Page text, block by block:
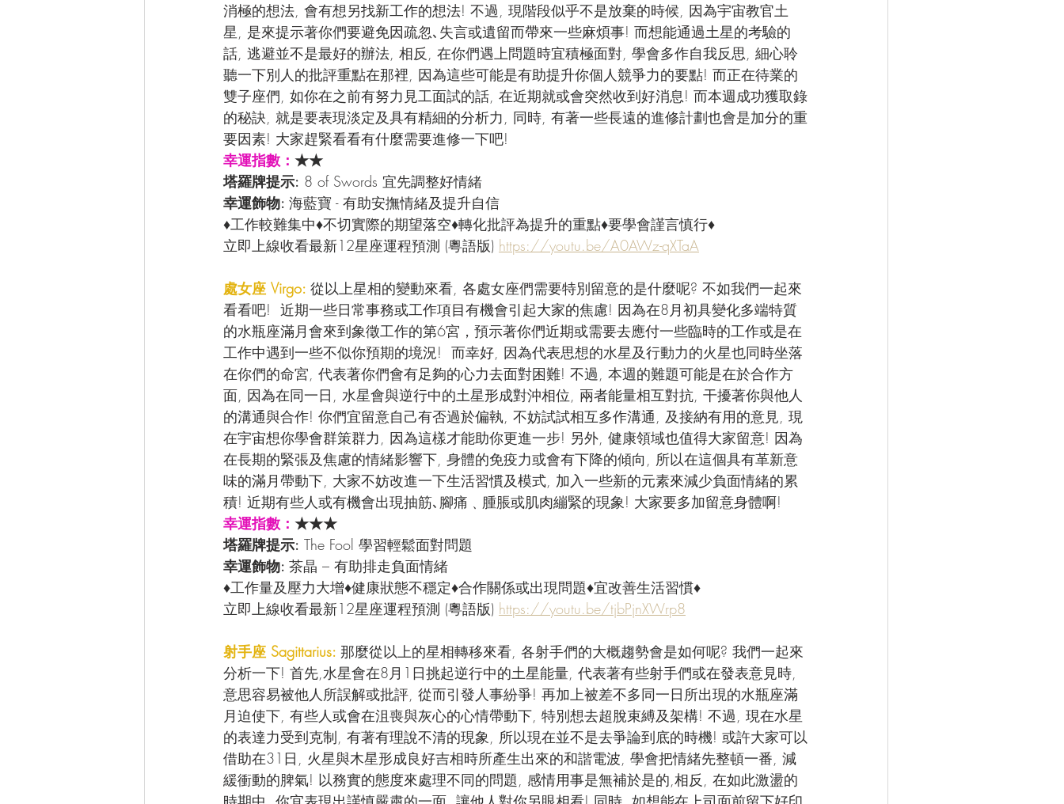
消極的想法, 會有想另找新工作的想法! 不過, 現階段似乎不是放棄的時候, 因為宇宙教官土
星, 是來提示著你們要避免因疏忽､失言或遺留而帶來一些麻煩事! 而想能通過土星的考驗的
話, 逃避並不是最好的辦法, 相反, 在你們遇上問題時宜積極面對, 學會多作自我反思, 細心聆
聽一下別人的批評重點在那裡, 因為這些可能是有助提升你個人競爭力的要點! 而正在待業的
雙子座們, 如你在之前有努力見工面試的話, 在近期就或會突然收到好消息! 而本週成功獲取錄
的秘訣, 就是要表現淡定及具有精細的分析力, 同時, 有著一些長遠的進修計劃也會是加分的重
要因素! 大家趕緊看看有什麼需要進修一下吧!
幸運指數： ★★
塔羅牌提示: 8 of Swords 宜先調整好情緒
幸運飾物: 海藍寶 - 有助安撫情緒及提升自信
♦工作較難集中♦不切實際的期望落空♦轉化批評為提升的重點♦要學會謹言慎行♦
立即上線收看最新12星座運程預測 (粵語版) https://youtu.be/A0AWz-qXTaA
處女座 Virgo: 從以上星相的變動來看, 各處女座們需要特別留意的是什麼呢? 不如我們一起來
看看吧!  近期一些日常事務或工作項目有機會引起大家的焦慮! 因為在8月初具變化多端特質
的水瓶座滿月會來到象徵工作的第6宮，預示著你們近期或需要去應付一些臨時的工作或是在
工作中遇到一些不似你預期的境況!  而幸好, 因為代表思想的水星及行動力的火星也同時坐落
在你們的命宮, 代表著你們會有足夠的心力去面對困難! 不過, 本週的難題可能是在於合作方
面, 因為在同一日, 水星會與逆行中的土星形成對沖相位, 兩者能量相互對抗, 干擾著你與他人
的溝通與合作! 你們宜留意自己有否過於偏執, 不妨試試相互多作溝通, 及接納有用的意見, 現
在宇宙想你學會群策群力, 因為這樣才能助你更進一步! 另外, 健康領域也值得大家留意! 因為
在長期的緊張及焦慮的情緒影響下, 身體的免疫力或會有下降的傾向, 所以在這個具有革新意
味的滿月帶動下, 大家不妨改進一下生活習慣及模式, 加入一些新的元素來減少負面情緒的累
積! 近期有些人或有機會出現抽筋､腳痛﹑腫脹或肌肉繃緊的現象! 大家要多加留意身體啊!
幸運指數： ★★★
塔羅牌提示: The Fool 學習輕鬆面對問題
幸運飾物: 茶晶 – 有助排走負面情緒
♦工作量及壓力大增♦健康狀態不穩定♦合作關係或出現問題♦宜改善生活習慣♦
立即上線收看最新12星座運程預測 (粵語版) https://youtu.be/tjbPjnXWrp8
射手座 Sagittarius: 那麼從以上的星相轉移來看, 各射手們的大概趨勢會是如何呢? 我們一起來
分析一下! 首先,水星會在8月1日挑起逆行中的土星能量, 代表著有些射手們或在發表意見時,
意思容易被他人所誤解或批評, 從而引發人事紛爭! 再加上被差不多同一日所出現的水瓶座滿
月迫使下, 有些人或會在沮喪與灰心的心情帶動下, 特別想去超脫束縛及架構! 不過, 現在水星
的表達力受到克制, 有著有理說不清的現象, 所以現在並不是去爭論到底的時機! 或許大家可以
借助在31日, 火星與木星形成良好吉相時所產生出來的和諧電波, 學會把情緒先整頓一番, 減
緩衝動的脾氣! 以務實的態度來處理不同的問題, 感情用事是無補於是的,相反, 在如此激盪的